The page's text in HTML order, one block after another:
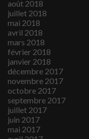
août 2018
juillet 2018
mai 2018
avril 2018
mars 2018
février 2018
janvier 2018
décembre 2017
novembre 2017
octobre 2017
septembre 2017
juillet 2017
juin 2017
mai 2017